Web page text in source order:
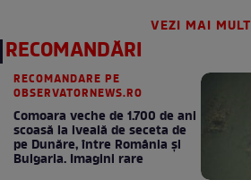
VEZI MAI MULT
RECOMANDĂRI
RECOMANDARE PE
OBSERVATORNEWS.RO
Comoara veche de 1.700 de ani
scoasă la iveală de seceta de
pe Dunăre, între România şi
Bulgaria. Imagini rare